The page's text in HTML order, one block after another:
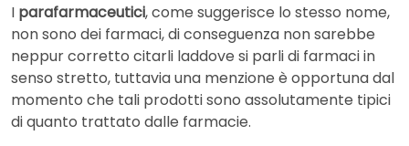
I parafarmaceutici, come suggerisce lo stesso nome,
non sono dei farmaci, di conseguenza non sarebbe
neppur corretto citarli laddove si parli di farmaci in
senso stretto, tuttavia una menzione è opportuna dal
momento che tali prodotti sono assolutamente tipici
di quanto trattato dalle farmacie.